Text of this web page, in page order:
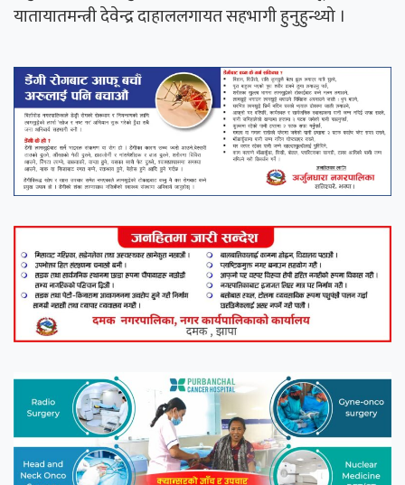
यातायातमन्त्री देवेन्द्र दाहाललगायत सहभागी हुनुहुन्थ्यो ।